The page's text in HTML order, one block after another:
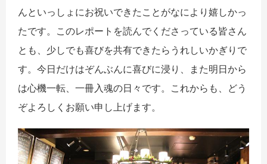
んといっしょにお祝いできたことがなにより嬉しかっ
たです。このレポートを読んでくださっている皆さん
とも、少しでも喜びを共有できたらうれしいかぎりで
す。今日だけはぞんぶんに喜びに浸り、また明日から
は心機一転、一冊入魂の日々です。これからも、どう
ぞよろしくお願い申し上げます。